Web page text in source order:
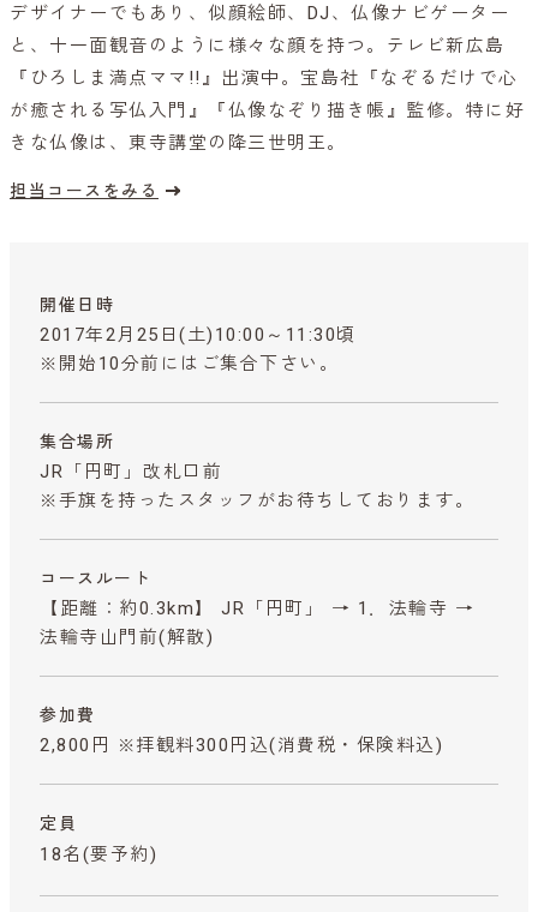
デザイナーでもあり、似顔絵師、DJ、仏像ナビゲーター
と、十一面観音のように様々な顔を持つ。テレビ新広島
『ひろしま満点ママ!!』出演中。宝島社『なぞるだけで心
が癒される写仏入門』『仏像なぞり描き帳』監修。特に好
きな仏像は、東寺講堂の降三世明王。
担当コースをみる
開催日時
2017年2月25日(土)10:00～11:30頃
※開始10分前にはご集合下さい。
集合場所
JR「円町」改札口前
※手旗を持ったスタッフがお待ちしております。
コースルート
【距離：約0.3km】 JR「円町」 → 1．法輪寺 →
法輪寺山門前(解散)
参加費
2,800円 ※拝観料300円込(消費税・保険料込)
定員
18名(要予約)